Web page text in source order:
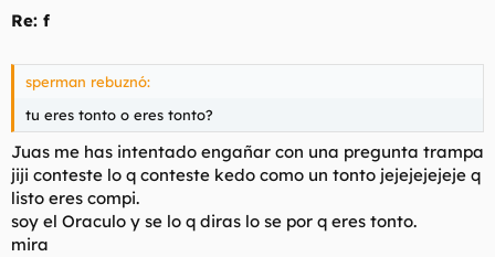
Re: f
sperman rebuznó:
tu eres tonto o eres tonto?
Juas me has intentado engañar con una pregunta trampa
jiji conteste lo q conteste kedo como un tonto jejejejejeje q
listo eres compi.
soy el Oraculo y se lo q diras lo se por q eres tonto.
mira